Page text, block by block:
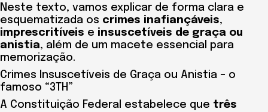
Neste texto, vamos explicar de forma clara e
esquematizada os crimes inafiançáveis,
imprescritíveis e insuscetíveis de graça ou
anistia, além de um macete essencial para
memorização.
Crimes Insuscetíveis de Graça ou Anistia – o
famoso “3TH”
A Constituição Federal estabelece que três